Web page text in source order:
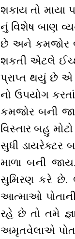
શકાય તો માયા
નું વિશેષ બાણ
છે અને કમજોર
શકતી એટલે
પ્રાપ્ત થયું છે એ
નો ઉપયોગ
કમજોર બની
વિસ્તાર બહુ
સુધી ડાયરેક્ટર
માળા બની
સુમિરણ કરે છે.
આત્માઓ
રહે છે તો તમે
અમૃતવેલાએ